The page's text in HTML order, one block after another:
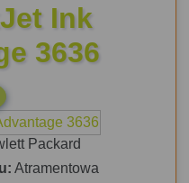
Ink
3636
Packard
Atramentowa